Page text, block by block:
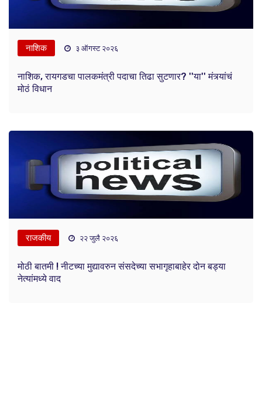
नाशिक ३ ऑगस्ट २०२६
नाशिक, रायगडचा पालकमंत्री पदाचा तिढा सुटणार? ''या'' मंत्र्यांचं
मोठं विधान
राजकीय २२ जुलै २०२६
मोठी बातमी ! नीटच्या मुद्यावरुन संसदेच्या सभागृहाबाहेर दोन बड्या
नेत्यांमध्ये वाद